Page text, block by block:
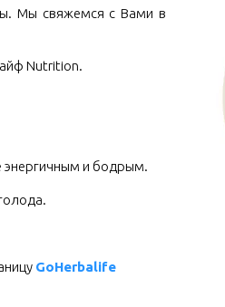
Мы свяжемся с Вами в
Nutrition.
энергичным и бодрым.
GoHerbalife